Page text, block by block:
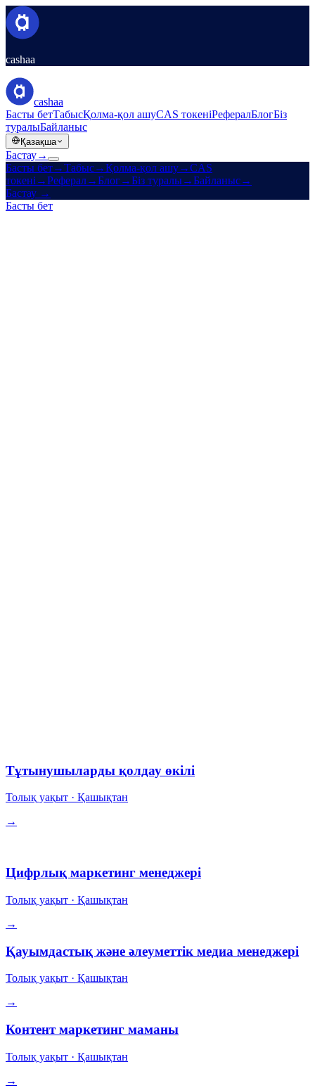
cashaa
cashaa
Басты бетТабысҚолма-қол ашуCAS токеніРефералБлогБіз
туралыБайланыс
Қазақша
Бастау→
Басты бет→Табыс→Қолма-қол ашу→CAS
токені →Реферал→Блог→Біз туралы→Байланыс→
Бастау →
Басты бет
Тұтынушыларды қолдау өкілі
Толық уақыт · Қашықтан
→
Цифрлық маркетинг менеджері
Толық уақыт · Қашықтан
→
Қауымдастық және әлеуметтік медиа менеджері
Толық уақыт · Қашықтан
→
Контент маркетинг маманы
Толық уақыт · Қашықтан
→